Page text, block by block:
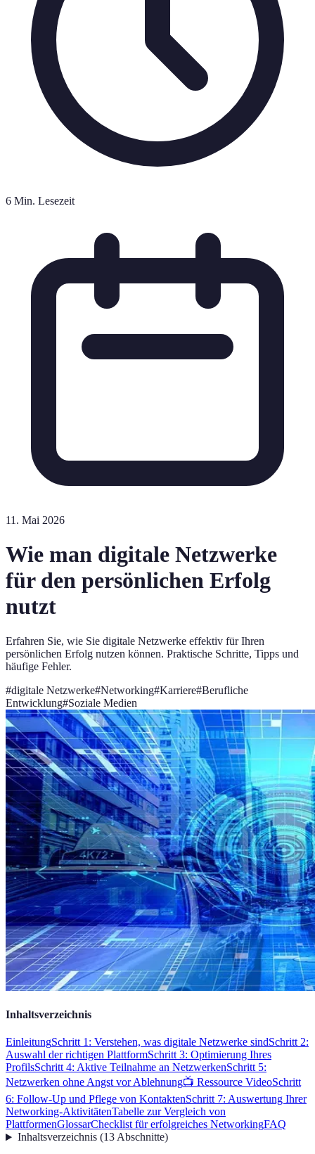
6 Min. Lesezeit
11. Mai 2026
Wie man digitale Netzwerke
für den persönlichen Erfolg
nutzt
Erfahren Sie, wie Sie digitale Netzwerke effektiv für Ihren
persönlichen Erfolg nutzen können. Praktische Schritte, Tipps und
häufige Fehler.
#digitale Netzwerke#Networking#Karriere#Berufliche
Entwicklung#Soziale Medien
Inhaltsverzeichnis
EinleitungSchritt 1: Verstehen, was digitale Netzwerke sindSchritt 2:
Auswahl der richtigen PlattformSchritt 3: Optimierung Ihres
ProfilsSchritt 4: Aktive Teilnahme an NetzwerkenSchritt 5:
Netzwerken ohne Angst vor Ablehnung📺 Ressource VideoSchritt
6: Follow-Up und Pflege von KontaktenSchritt 7: Auswertung Ihrer
Networking-AktivitätenTabelle zur Vergleich von
PlattformenGlossarChecklist für erfolgreiches NetworkingFAQ
Inhaltsverzeichnis(13Abschnitte)